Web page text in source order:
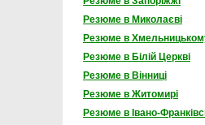
Резюме в Миколаєві
Резюме в
Резюме в Білій Церкві
Резюме в Вінниці
Резюме в Житомирі
Резюме в Івано-